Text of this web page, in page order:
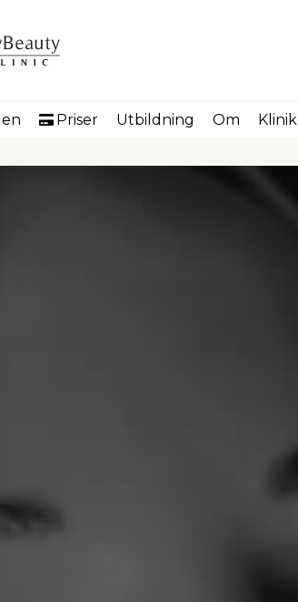
Priser Utbildning Om